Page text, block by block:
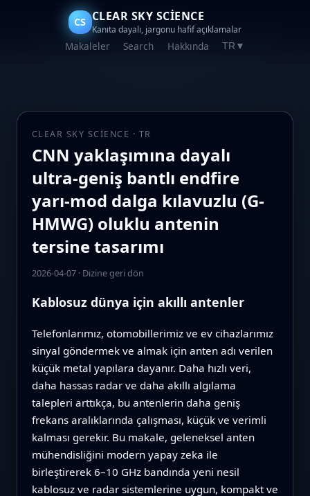
CS CLEAR SKY SCIENCE
Kanıta dayalı, jargonu hafif açıklamalar
Makaleler Search Hakkında TR ▼
CLEAR SKY SCIENCE · TR
CNN yaklaşımına dayalı
ultra-geniş bantlı endfire
yarı-mod dalga kılavuzlu (G-
HMWG) oluklu antenin
tersine tasarımı
2026-04-07· Dizine geri dön
Kablosuz dünya için akıllı antenler
Telefonlarımız, otomobillerimiz ve ev cihazlarımız
sinyal göndermek ve almak için anten adı verilen
küçük metal yapılara dayanır. Daha hızlı veri,
daha hassas radar ve daha akıllı algılama
talepleri arttıkça, bu antenlerin daha geniş
frekans aralıklarında çalışması, küçük ve verimli
kalması gerekir. Bu makale, geleneksel anten
mühendisliğini modern yapay zeka ile
birleştirerek 6–10 GHz bandında yeni nesil
kablosuz ve radar sistemlerine uygun, kompakt ve